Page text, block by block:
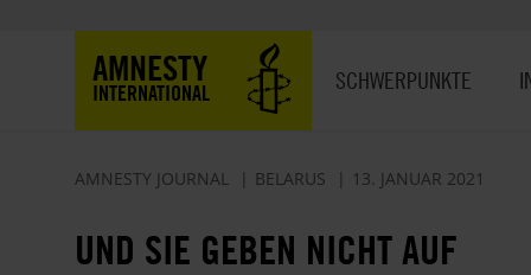
AMNESTY
INTERNATIONAL SCHWERPUNKTE
AMNESTY JOURNAL BELARUS 13. JANUAR 2021
UND SIE GEBEN NICHT AUF